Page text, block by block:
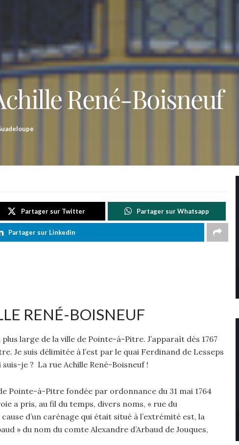
René-Boisneuf
Partager sur Twitter Partager sur Whatsapp
Partager sur Linkedin
RENÉ-BOISNEUF
large de la ville de Pointe-à-Pitre. J’apparaît dès 1767
Je suis délimitée à l’est par le quai Ferdinand de Lesseps
je ? La rue Achille René-Boisneuf !
Pointe-à-Pitre fondée par ordonnance du 31 mai 1764
a pris, au fil du temps, divers noms, « rue du
d’un carénage qui était situé à l’extrémité est, la
» du nom du comte Alexandre d’Arbaud de Jouques,